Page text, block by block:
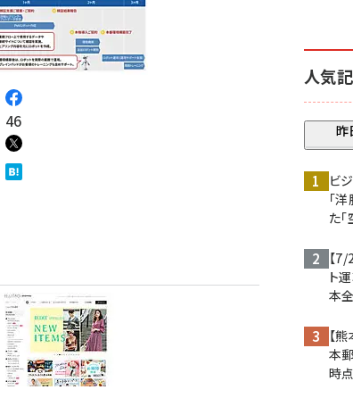
46
人気
昨
ビ
「
た
【
ト
本
【
本
時点